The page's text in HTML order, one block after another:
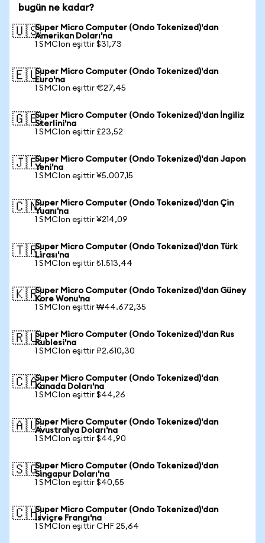
bugün ne kadar?
🇺🇸Super Micro Computer (Ondo Tokenized)'dan
Amerikan Doları'na
1 SMCIon eşittir $31,73
🇪🇺Super Micro Computer (Ondo Tokenized)'dan
Euro'na
1 SMCIon eşittir €27,45
🇬🇧Super Micro Computer (Ondo Tokenized)'dan İngiliz
Sterlini'na
1 SMCIon eşittir £23,52
🇯🇵Super Micro Computer (Ondo Tokenized)'dan Japon
Yeni'na
1 SMCIon eşittir ¥5.007,15
🇨🇳Super Micro Computer (Ondo Tokenized)'dan Çin
Yuanı'na
1 SMCIon eşittir ¥214,09
🇹🇷Super Micro Computer (Ondo Tokenized)'dan Türk
Lirası'na
1 SMCIon eşittir ₺1.513,44
🇰🇷Super Micro Computer (Ondo Tokenized)'dan Güney
Kore Wonu'na
1 SMCIon eşittir ₩44.672,35
🇷🇺Super Micro Computer (Ondo Tokenized)'dan Rus
Rublesi'na
1 SMCIon eşittir ₽2.610,30
🇨🇦Super Micro Computer (Ondo Tokenized)'dan
Kanada Doları'na
1 SMCIon eşittir $44,26
🇦🇺Super Micro Computer (Ondo Tokenized)'dan
Avustralya Doları'na
1 SMCIon eşittir $44,90
🇸🇬Super Micro Computer (Ondo Tokenized)'dan
Singapur Doları'na
1 SMCIon eşittir $40,55
🇨🇭Super Micro Computer (Ondo Tokenized)'dan
İsviçre Frangı'na
1 SMCIon eşittir CHF 25,64